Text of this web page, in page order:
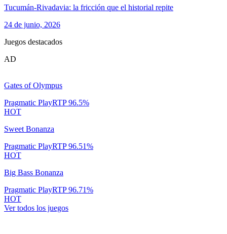
Tucumán-Rivadavia: la fricción que el historial repite
24 de junio, 2026
Juegos destacados
AD
Gates of Olympus
Pragmatic PlayRTP96.5%
HOT
Sweet Bonanza
Pragmatic PlayRTP96.51%
HOT
Big Bass Bonanza
Pragmatic PlayRTP96.71%
HOT
Ver todos los juegos